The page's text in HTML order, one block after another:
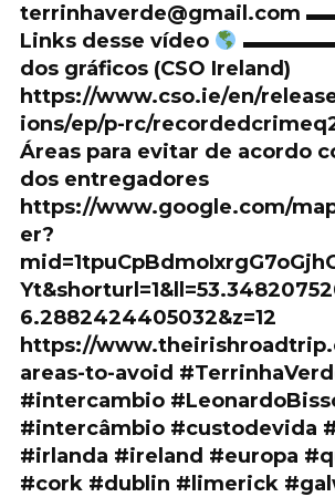
terrinhaverde@gmail.com
Links desse vídeo
dos gráficos (CSO Ireland)
https://www.cso.ie/en/
ions/ep/p-rc/
Áreas para evitar de acordo
dos entregadores
https://www.google.com/
er?
6.2882424405032&z=12
https://
areas-to-avoid
#intercambio
#intercâmbio #custodevida
#irlanda #ireland #europa
#cork #dublin #limerick